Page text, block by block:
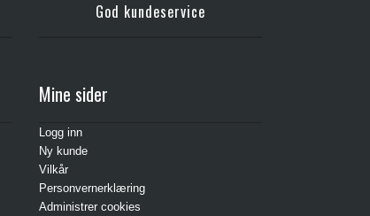
God kundeservice
Mine sider
Logg inn
Ny kunde
Vilkår
Personvernerklæring
Administrer cookies